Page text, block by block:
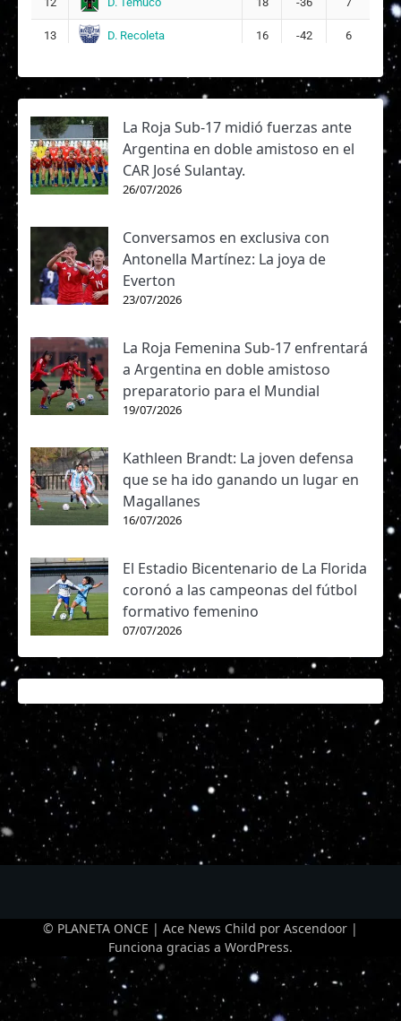
13 D. Recoleta 16 -42 6
La Roja Sub-17 midió fuerzas ante
Argentina en doble amistoso en el
CAR José Sulantay.
26/07/2026
Conversamos en exclusiva con
Antonella Martínez: La joya de
Everton
23/07/2026
La Roja Femenina Sub-17 enfrentará
a Argentina en doble amistoso
preparatorio para el Mundial
19/07/2026
Kathleen Brandt: La joven defensa
que se ha ido ganando un lugar en
Magallanes
16/07/2026
El Estadio Bicentenario de La Florida
coronó a las campeonas del fútbol
formativo femenino
07/07/2026
© PLANETA ONCE | Ace News Child por Ascendoor |
Funciona gracias a WordPress.